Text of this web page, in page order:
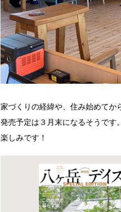
家づくりの経緯や、住み始めてか
発売予定は３月末になるそうです
楽しみです！